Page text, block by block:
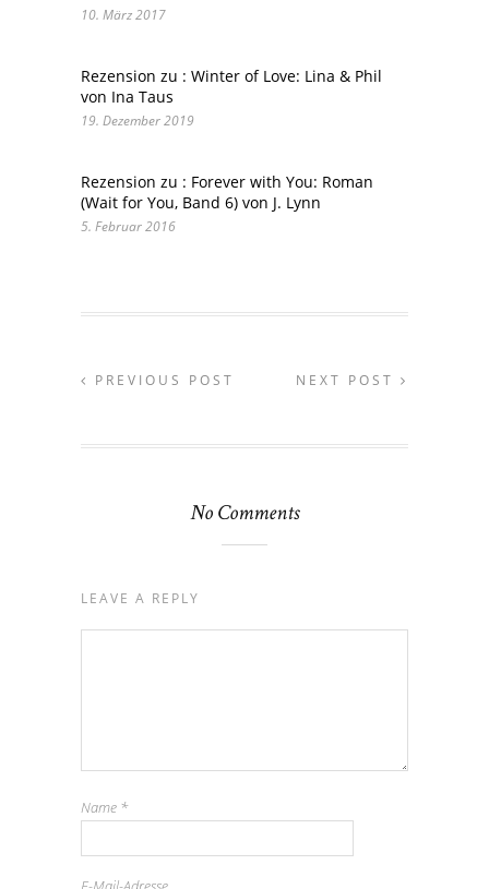
10. März 2017
Rezension zu : Winter of Love: Lina & Phil
von Ina Taus
19. Dezember 2019
Rezension zu : Forever with You: Roman
(Wait for You, Band 6) von J. Lynn
5. Februar 2016
PREVIOUS POST NEXT POST
No Comments
LEAVE A REPLY
Name *